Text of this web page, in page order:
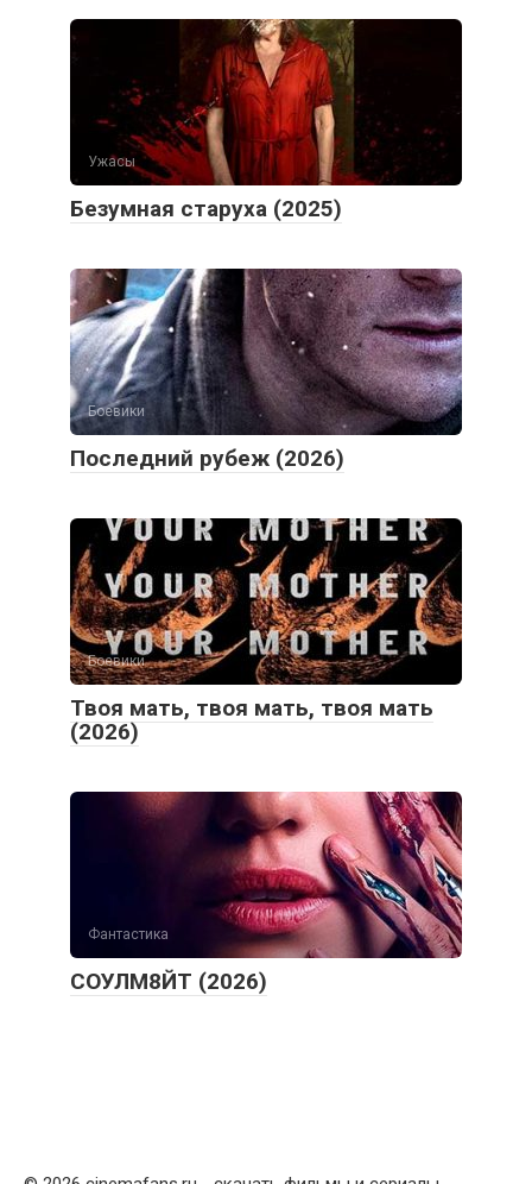
Ужасы
Безумная старуха (2025)
Боевики
Последний рубеж (2026)
Боевики
Твоя мать, твоя мать, твоя мать
(2026)
Фантастика
СОУЛМ8ЙТ (2026)